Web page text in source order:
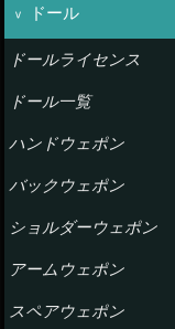
ドール
ドールライセンス
ドール一覧
ハンドウェポン
バックウェポン
ショルダーウェポン
アームウェポン
スペアウェポン